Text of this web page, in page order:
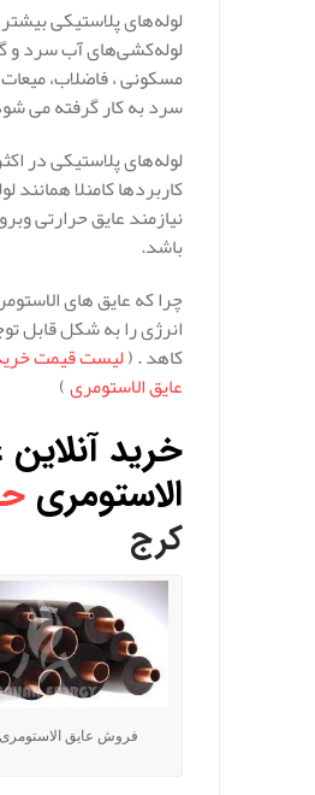
لوله‌های پلاستیکی
لوله‌کشی‌های آب سرد و
مسکونی ، فاضلاب،
سرد به کار گرفته می
لوله‌های پلاستیکی در
کاربردها کامنلا همانند
نیازمند عایق حرارتی
باشد.
چرا که عایق های
انرژی را به شکل قابل
کاهد . (لیست قیمت
عایق الاستومری)
خرید
الاستومری
کرج
فروش عایق